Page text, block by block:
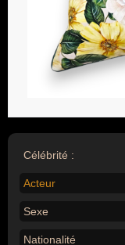
Célébrité :
Acteur
Sexe
Nationalité